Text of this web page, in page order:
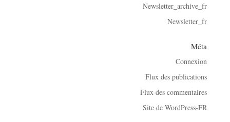
Newsletter_archive_fr
Newsletter_fr
Méta
Connexion
Flux des publications
Flux des commentaires
Site de WordPress-FR